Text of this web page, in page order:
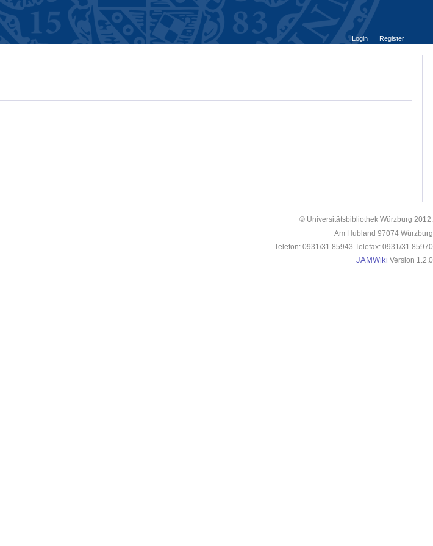
Login
Register
© Universitätsbibliothek Würzburg 2012.
Am Hubland 97074 Würzburg
Telefon: 0931/31 85943 Telefax: 0931/31 85970
JAMWiki Version 1.2.0